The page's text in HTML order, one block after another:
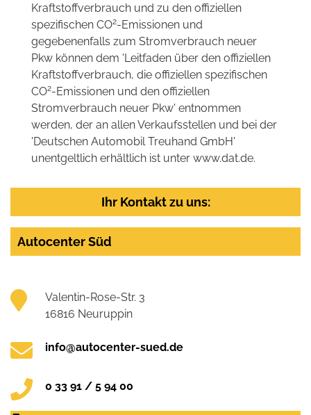
Kraftstoffverbrauch und zu den offiziellen
spezifischen CO2-Emissionen und
gegebenenfalls zum Stromverbrauch neuer
Pkw können dem 'Leitfaden über den offiziellen
Kraftstoffverbrauch, die offiziellen spezifischen
CO2-Emissionen und den offiziellen
Stromverbrauch neuer Pkw' entnommen
werden, der an allen Verkaufsstellen und bei der
'Deutschen Automobil Treuhand GmbH'
unentgeltlich erhältlich ist unter www.dat.de.
Ihr Kontakt zu uns:
Autocenter Süd
Valentin-Rose-Str. 3
16816 Neuruppin
info@autocenter-sued.de
0 33 91 / 5 94 00